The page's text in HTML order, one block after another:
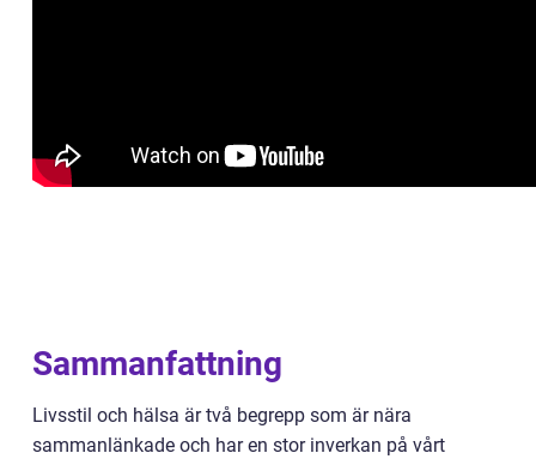
Sammanfattning
Livsstil och hälsa är två begrepp som är nära
sammanlänkade och har en stor inverkan på vårt